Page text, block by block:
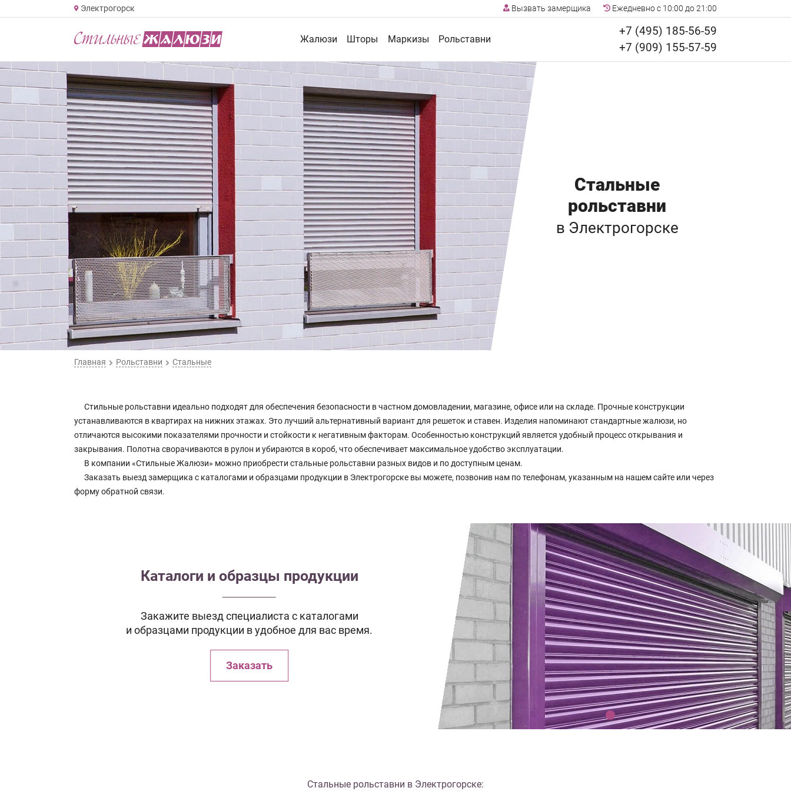
Электрогорск Вызвать замерщика Ежедневно с 10:00 до 21:00
Жалюзи Шторы Маркизы Рольставни
+7 (495) 185-56-59
+7 (909) 155-57-59
Стальные
рольставни
в Электрогорске
Главная Рольставни Стальные
Стильные рольставни идеально подходят для обеспечения безопасности в частном домовладении, магазине, офисе или на складе. Прочные конструкции
устанавливаются в квартирах на нижних этажах. Это лучший альтернативный вариант для решеток и ставен. Изделия напоминают стандартные жалюзи, но
отличаются высокими показателями прочности и стойкости к негативным факторам. Особенностью конструкций является удобный процесс открывания и
закрывания. Полотна сворачиваются в рулон и убираются в короб, что обеспечивает максимальное удобство эксплуатации.
В компании «Стильные Жалюзи» можно приобрести стальные рольставни разных видов и по доступным ценам.
Заказать выезд замерщика с каталогами и образцами продукции в Электрогорске вы можете, позвонив нам по телефонам, указанным на нашем сайте или через
форму обратной связи.
Каталоги и образцы продукции
Закажите выезд специалиста с каталогами
и образцами продукции в удобное для вас время.
Заказать
Стальные рольставни в Электрогорске: